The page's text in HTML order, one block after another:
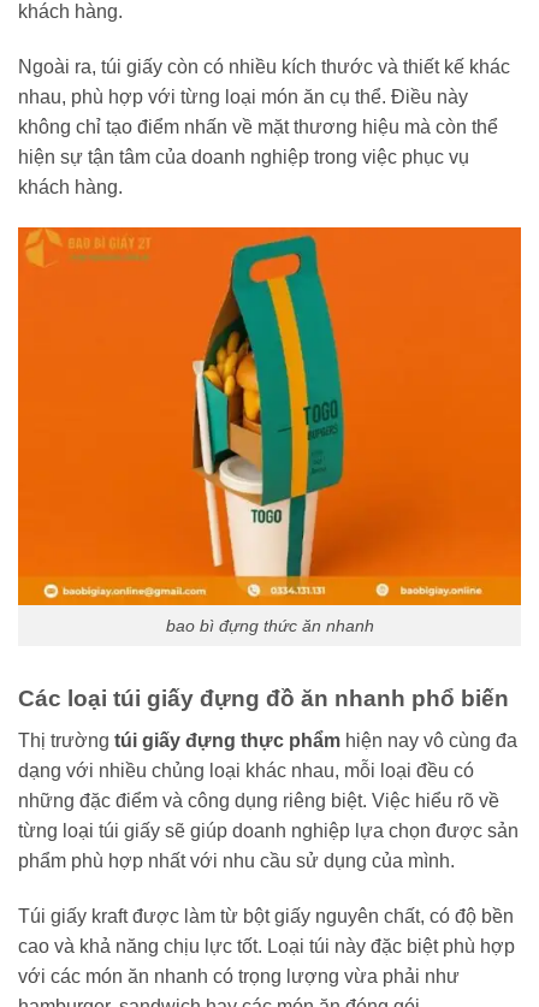
khách hàng.
Ngoài ra, túi giấy còn có nhiều kích thước và thiết kế khác
nhau, phù hợp với từng loại món ăn cụ thể. Điều này
không chỉ tạo điểm nhấn về mặt thương hiệu mà còn thể
hiện sự tận tâm của doanh nghiệp trong việc phục vụ
khách hàng.
bao bì đựng thức ăn nhanh
Các loại túi giấy đựng đồ ăn nhanh phổ biến
Thị trường túi giấy đựng thực phẩm hiện nay vô cùng đa
dạng với nhiều chủng loại khác nhau, mỗi loại đều có
những đặc điểm và công dụng riêng biệt. Việc hiểu rõ về
từng loại túi giấy sẽ giúp doanh nghiệp lựa chọn được sản
phẩm phù hợp nhất với nhu cầu sử dụng của mình.
Túi giấy kraft được làm từ bột giấy nguyên chất, có độ bền
cao và khả năng chịu lực tốt. Loại túi này đặc biệt phù hợp
với các món ăn nhanh có trọng lượng vừa phải như